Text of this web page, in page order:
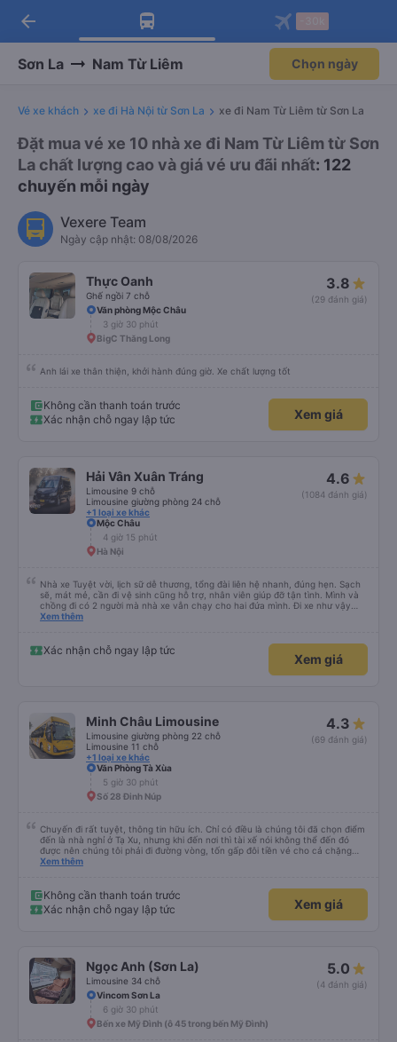
Tải app Vexere ngay!
Nhận ưu đãi thành viên độc
Mở app
Tải app Vexere
-30k/ghế khi đặt vé máy bay qua
Mở app
arrow_back
Sơn La Nam Từ Liêm Chọn ngày
Vé xe khách xe đi Hà Nội từ Sơn La xe đi Nam Từ Liêm từ Sơn La
Đặt mua vé xe 10 nhà xe đi Nam Từ Liêm từ Sơn
La chất lượng cao và giá vé ưu đãi nhất: 122
chuyến mỗi ngày
Vexere Team
Ngày cập nhật: 08/08/2026
Thực Oanh
Ghế ngồi 7 chỗ
3.8
(29 đánh giá)
Văn phòng Mộc Châu
3 giờ 30 phút
BigC Thăng Long
Anh lái xe thân thiện, khởi hành đúng giờ. Xe chất lượng tốt
Không cần thanh toán trước
Xác nhận chỗ ngay lập tức
Xem giá
Hải Vân Xuân Tráng
Limousine 9 chỗ
Limousine giường phòng 24 chỗ
+1 loại xe khác
4.6
(1084 đánh giá)
Mộc Châu
4 giờ 15 phút
Hà Nội
Nhà xe Tuyệt vời, lịch sữ dễ thương, tổng đài liên hệ nhanh, đúng hẹn. Sạch
sẽ, mát mẻ, cần đi vệ sinh cũng hỗ trợ, nhân viên giúp đỡ tận tình. Mình và
chồng đi có 2 người mà nhà xe vẫn chạy cho hai đứa mình. Đi xe như vậy
thật sự thoải mái hơn các chuyến khác, mà hơn có 1 ổ bánh mì. Chúc nhà xe
Xem thêm
Xác nhận chỗ ngay lập tức
Xem giá
Minh Châu Limousine
Limousine giường phòng 22 chỗ
Limousine 11 chỗ
+1 loại xe khác
4.3
(69 đánh giá)
Văn Phòng Tà Xùa
5 giờ 30 phút
Số 28 Đinh Núp
Chuyến đi rất tuyệt, thông tin hữu ích. Chỉ có điều là chúng tôi đã chọn điểm
đến là nhà nghỉ ở Tạ Xu, nhưng khi đến nơi thì tài xế nói không thể đến đó
được nên chúng tôi phải đi đường vòng, tốn gấp đôi tiền vé cho cả chặng
cuối của chuyến đi từ Hà Nội. Ngoài ra thì mọi thứ khác đều rất tốt.
Xem thêm
Không cần thanh toán trước
Xác nhận chỗ ngay lập tức
Xem giá
Ngọc Anh (Sơn La)
Limousine 34 chỗ
5.0
(4 đánh giá)
Vincom Sơn La
6 giờ 30 phút
Bến xe Mỹ Đình (ô 45 trong bến Mỹ Đình)